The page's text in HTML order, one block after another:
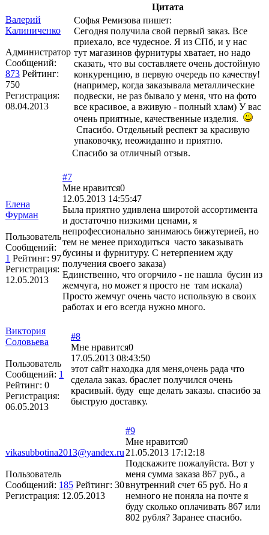
Валерий
Калиниченко
Администратор
Сообщений:
873 Рейтинг:
750
Регистрация:
08.04.2013
Цитата
Софья Ремизова пишет:
Сегодня получила свой первый заказ. Все
приехало, все чудесное. Я из СПб, и у нас
тут магазинов фурнитуры хватает, но надо
сказать, что вы составляете очень достойную
конкуренцию, в первую очередь по качеству!
(например, когда заказывала металлические
подвески, не раз бывало у меня, что на фото
все красивое, а вживую - полный хлам) У вас
очень приятные, качественные изделия.
Спасибо. Отдельный респект за красивую
упаковочку, неожиданно и приятно.
Спасибо за отличный отзыв.
Елена
Фурман
Пользователь
Сообщений:
1 Рейтинг: 97
Регистрация:
12.05.2013
#7
Мне нравится0
12.05.2013 14:55:47
Была приятно удивлена широтой ассортимента
и достаточно низкими ценами, я
непрофессионально занимаюсь бижутерией, но
тем не менее приходиться часто заказывать
бусины и фурнитуру. С нетерпением жду
получения своего заказа)
Единственно, что огорчило - не нашла бусин из
жемчуга, но может я просто не там искала)
Просто жемчуг очень часто использую в своих
работах и его всегда нужно много.
Виктория
Соловьева
Пользователь
Сообщений: 1
Рейтинг: 0
Регистрация:
06.05.2013
#8
Мне нравится0
17.05.2013 08:43:50
этот сайт находка для меня,очень рада что
сделала заказ. браслет получился очень
красивый. буду еще делать заказы. спасибо за
быструю доставку.
vikasubbotina2013@yandex.ru
Пользователь
Сообщений: 185 Рейтинг: 30
Регистрация: 12.05.2013
#9
Мне нравится0
21.05.2013 17:12:18
Подскажите пожалуйста. Вот у
меня сумма заказа 867 руб., а
внутренний счет 65 руб. Но я
немного не поняла на почте я
буду сколько оплачивать 867 или
802 рубля? Заранее спасибо.